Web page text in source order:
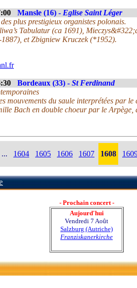
Mansle (16) - Eglise Saint Léger
plus prestigieux organistes polonais.
Tabulatur (ca 1691),
et Zbigniew Kruczek (*1952).
Bordeaux (33) - St Ferdinand
mouvements du saule interprétées par le
Bach en double choeur par le
... 1604 1605 1606 1607 1608
- Prochain concert -
Aujourd'hui
Vendredi 7 Août
Salzburg (Autriche)
Franziskanerkirche